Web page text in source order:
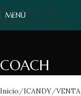
Skip to navigation
Skip to main content
MENÚ
COACH
Inicio ICANDY VENTA